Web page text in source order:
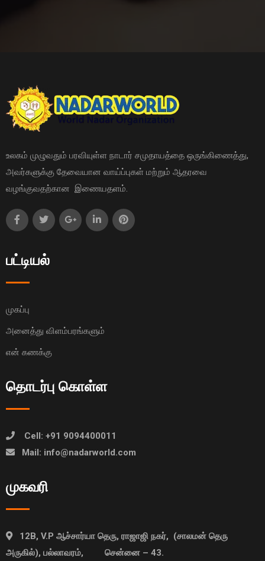
உலகம் முழுவதும் பரவியுள்ள நாடார் சமுதாயத்தை ஒருங்கிணைத்து,
அவர்களுக்கு தேவையான வாய்ப்புகள் மற்றும் ஆதரவை
வழங்குவதற்கான இணையதளம்.
பட்டியல்
முகப்பு
அனைத்து விளம்பரங்களும்
என் கணக்கு
தொடர்பு கொள்ள
Cell: +91 9094400011
Mail: info@nadarworld.com
முகவரி
12B, V.P ஆச்சார்யா தெரு, ராஜாஜி நகர், (சாலமன் தெரு
அருகில்), பல்லாவரம், சென்னை – 43.